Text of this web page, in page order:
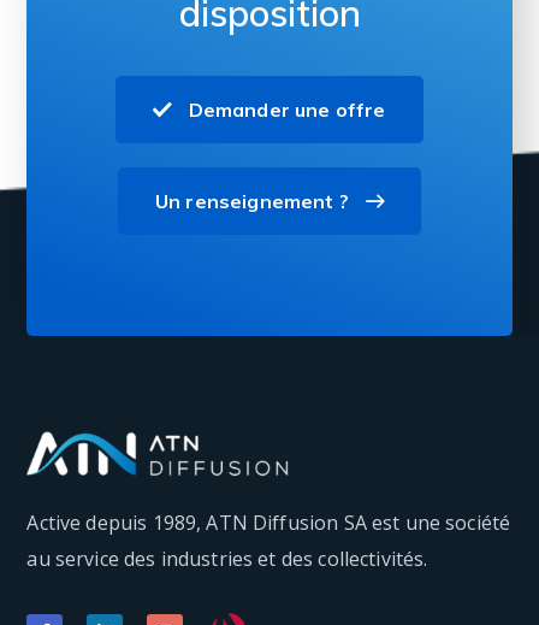
disposition
Demander une offre
Un renseignement ?
Active depuis 1989, ATN Diffusion SA est une société
au service des industries et des collectivités.